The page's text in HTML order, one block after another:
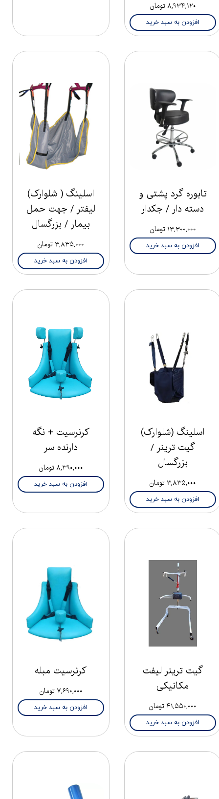
۸,۹۳۴,۱۲۰ تومان
افزودن به سبد خرید
تابوره گرد پشتی و
دسته دار / جکدار
۱۳,۳۰۰,۰۰۰ تومان
افزودن به سبد خرید
اسلینگ ( شلوارک)
لیفتر / جهت حمل
بیمار / بزرگسال
۳,۸۳۵,۰۰۰ تومان
افزودن به سبد خرید
اسلینگ (شلوارک)
گیت ترینر /
بزرگسال
۳,۸۳۵,۰۰۰ تومان
افزودن به سبد خرید
کرنرسیت + نگه
دارنده سر
۸,۳۹۰,۰۰۰ تومان
افزودن به سبد خرید
گیت ترینر لیفت
مکانیکی
۴۱,۵۵۰,۰۰۰ تومان
افزودن به سبد خرید
کرنرسیت مبله
۷,۶۹۰,۰۰۰ تومان
افزودن به سبد خرید